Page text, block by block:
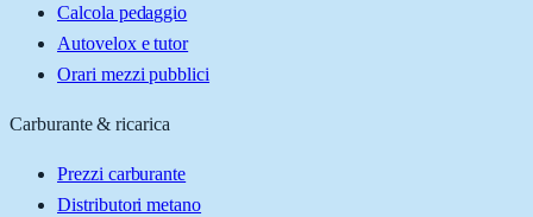
Calcola pedaggio
Autovelox e tutor
Orari mezzi pubblici
Carburante & ricarica
Prezzi carburante
Distributori metano